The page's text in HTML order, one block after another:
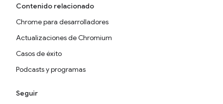
Contenido relacionado
Chrome para desarrolladores
Actualizaciones de Chromium
Casos de éxito
Podcasts y programas
Seguir